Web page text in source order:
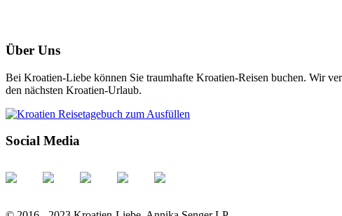
Über Uns
Bei Kroatien-Liebe können Sie traumhafte Kroatien-Reisen buchen. Wir
den nächsten Kroatien-Urlaub.
Social Media